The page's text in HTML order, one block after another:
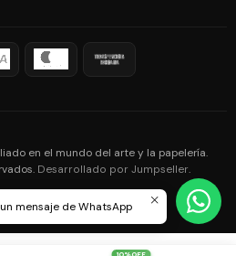
10%OFF
en el mundo del arte y la papelería.
Desarrollado por Jumpseller.
mensaje de WhatsApp